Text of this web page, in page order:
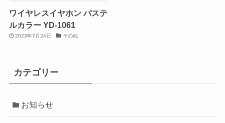
ワイヤレスイヤホン パステ
ルカラー YD-1061
2023年7月24日 その他
カテゴリー
お知らせ